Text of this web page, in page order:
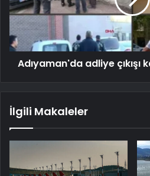
Adıyaman'da adliye çıkışı
İlgili Makaleler